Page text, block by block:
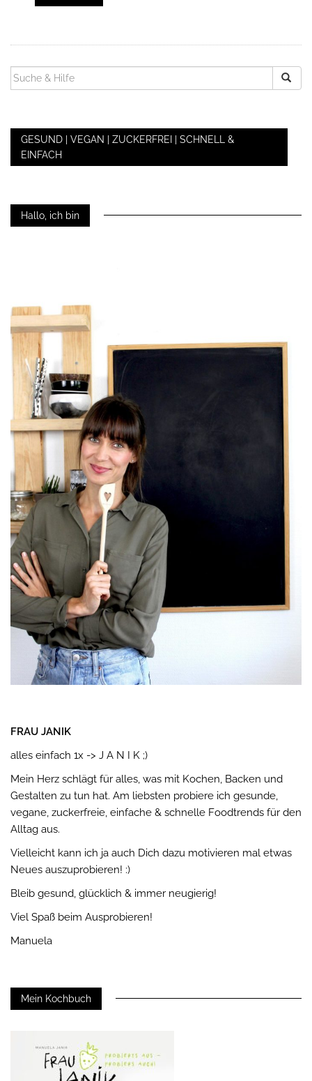
SUCHEN
NACH:
GESUND | VEGAN | ZUCKERFREI | SCHNELL &
EINFACH
Hallo, ich bin
FRAU JANIK
alles einfach 1x -> J A N I K ;)
Mein Herz schlägt für alles, was mit Kochen, Backen und
Gestalten zu tun hat. Am liebsten probiere ich gesunde,
vegane, zuckerfreie, einfache & schnelle Foodtrends für den
Alltag aus.
Vielleicht kann ich ja auch Dich dazu motivieren mal etwas
Neues auszuprobieren! :)
Bleib gesund, glücklich & immer neugierig!
Viel Spaß beim Ausprobieren!
Manuela
Mein Kochbuch